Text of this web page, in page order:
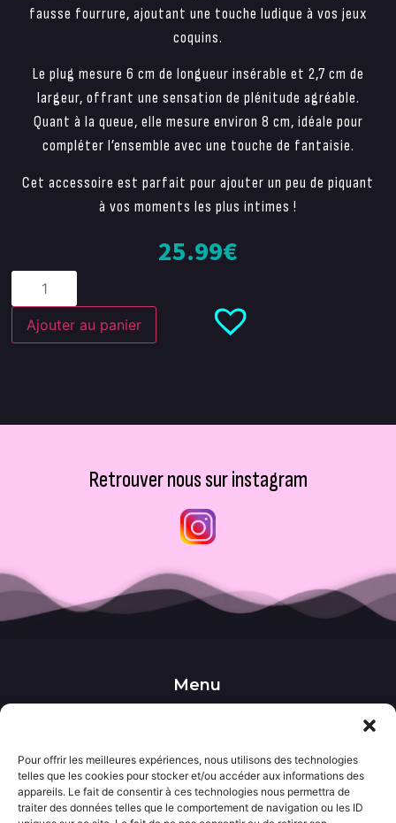
Pour offrir les meilleures expériences, nous utilisons des technologies
telles que les cookies pour stocker et/ou accéder aux informations des
appareils. Le fait de consentir à ces technologies nous permettra de
traiter des données telles que le comportement de navigation ou les ID
fausse fourrure, ajoutant une touche ludique à vos jeux
coquins.
Le plug mesure 6 cm de longueur insérable et 2,7 cm de
largeur, offrant une sensation de plénitude agréable.
Quant à la queue, elle mesure environ 8 cm, idéale pour
compléter l’ensemble avec une touche de fantaisie.
Cet accessoire est parfait pour ajouter un peu de piquant
à vos moments les plus intimes !
25.99€
Ajouter au panier
Retrouver nous sur instagram
Menu
••• Accueil
••• Wishlist
••• Actualités